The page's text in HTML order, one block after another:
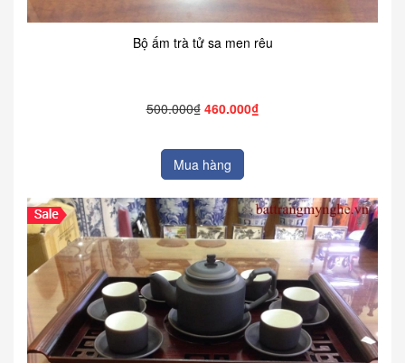
Bộ ấm trà tử sa men rêu
500.000₫ 460.000₫
Mua hàng